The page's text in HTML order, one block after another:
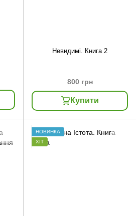
Невидимі. Книга 2
800 грн
Купити
НОВИНКА
ХІТ